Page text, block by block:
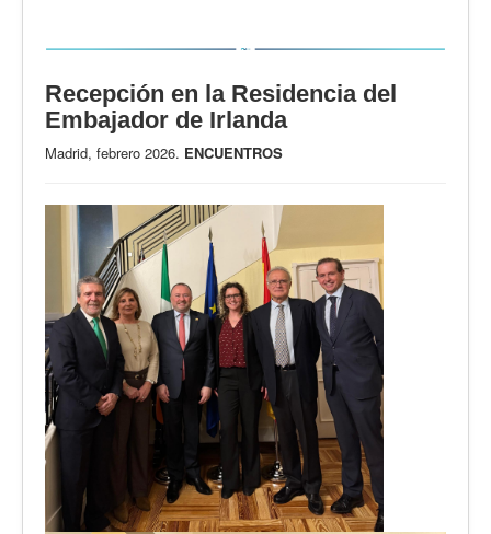
Recepción en la Residencia del
Embajador de Irlanda
Madrid, febrero 2026. ENCUENTROS